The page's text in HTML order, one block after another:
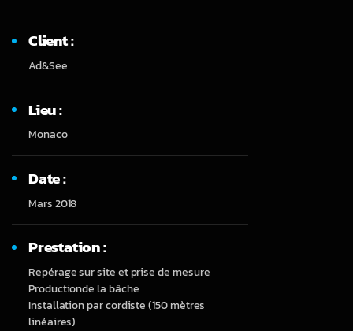
Client :
Ad&See
Lieu :
Monaco
Date :
Mars 2018
Prestation :
Repérage sur site et prise de mesure
Productionde la bâche
Installation par cordiste (150 mètres
linéaires)